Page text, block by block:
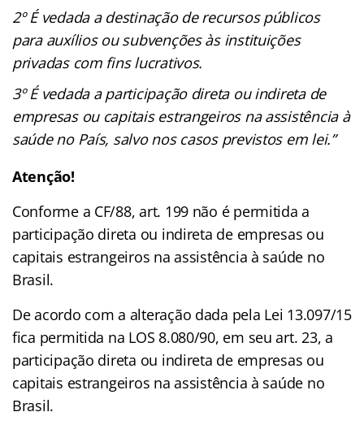
2º É vedada a destinação de recursos públicos
para auxílios ou subvenções às instituições
privadas com fins lucrativos.
3º É vedada a participação direta ou indireta de
empresas ou capitais estrangeiros na assistência à
saúde no País, salvo nos casos previstos em lei.”
Atenção!
Conforme a CF/88, art. 199 não é permitida a
participação direta ou indireta de empresas ou
capitais estrangeiros na assistência à saúde no
Brasil.
De acordo com a alteração dada pela Lei 13.097/15
fica permitida na LOS 8.080/90, em seu art. 23, a
participação direta ou indireta de empresas ou
capitais estrangeiros na assistência à saúde no
Brasil.